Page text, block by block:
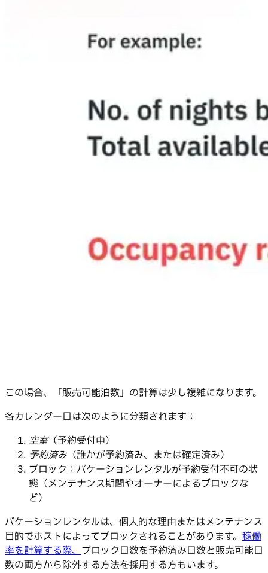
この場合、「販売可能泊数」の計算は少し複雑になります。
各カレンダー日は次のように分類されます：
空室（予約受付中）
予約済み （誰かが予約済み、または確定済み）
ブロック：バケーションレンタルが予約受付不可の状
態（メンテナンス期間やオーナーによるブロックな
ど）
バケーションレンタルは、個人的な理由またはメンテナンス
目的でホストによってブロックされることがあります。 稼働
率を計算する際、ブロック日数を予約済み日数と販売可能日
数の両方から除外する方法を採用する方もいます。